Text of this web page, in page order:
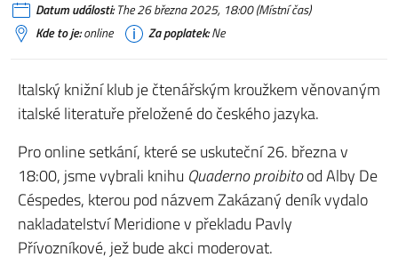
Datum události:The 26 března 2025, 18:00 (Místní čas)
Kde to je:online Za poplatek:Ne
Italský knižní klub je čtenářským kroužkem věnovaným
italské literatuře přeložené do českého jazyka.
Pro online setkání, které se uskuteční 26. března v
18:00, jsme vybrali knihu Quaderno proibitood Alby De
Céspedes, kterou pod názvem Zakázaný deník vydalo
nakladatelství Meridione v překladu Pavly
Přívozníkové, jež bude akci moderovat.